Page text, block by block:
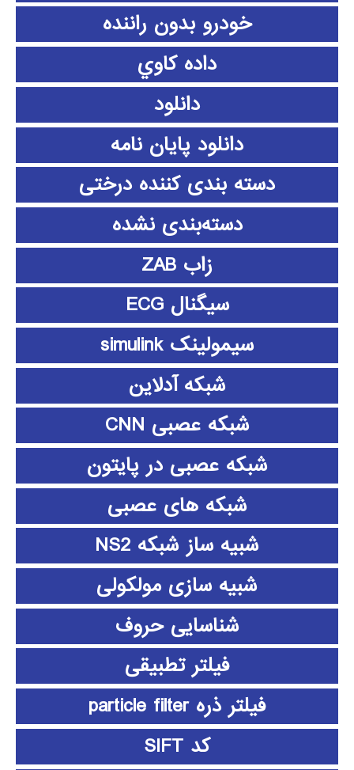
خودرو بدون راننده
داده كاوي
دانلود
دانلود پايان نامه
دسته بندی کننده درختی
دسته‌بندی نشده
زاب ZAB
سیگنال ECG
سیمولینک simulink
شبکه آدلاین
شبکه عصبی CNN
شبکه عصبی در پایتون
شبکه های عصبی
شبیه ساز شبکه NS2
شبیه سازی مولکولی
شناسایی حروف
فیلتر تطبیقی
فیلتر ذره particle filter
کد SIFT